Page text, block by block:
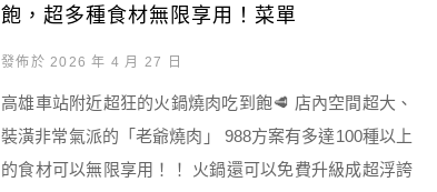
飽，超多種食材無限享用！菜單
發佈於 2026 年 4 月 27 日
高雄車站附近超狂的火鍋燒肉吃到飽🥩 店內空間超大、
裝潢非常氣派的「老爺燒肉」 988方案有多達100種以上
的食材可以無限享用！！ 火鍋還可以免費升級成超浮誇